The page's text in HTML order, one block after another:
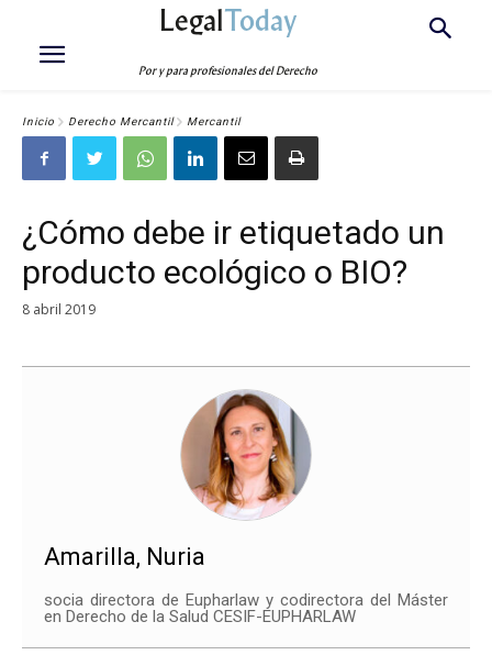
LegalToday
Por y para profesionales del Derecho
Inicio Derecho Mercantil Mercantil
¿Cómo debe ir etiquetado un
producto ecológico o BIO?
8 abril 2019
Amarilla, Nuria
socia directora de Eupharlaw y codirectora del Máster
en Derecho de la Salud CESIF-EUPHARLAW